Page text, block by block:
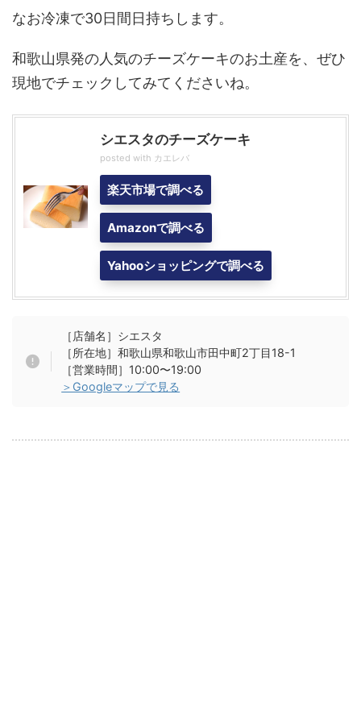
なお冷凍で30日間日持ちします。
和歌山県発の人気のチーズケーキのお土産を、ぜひ
現地でチェックしてみてくださいね。
シエスタのチーズケーキ
posted with カエレバ
楽天市場で調べる
Amazonで調べる
Yahooショッピングで調べる
［店舗名］シエスタ
［所在地］和歌山県和歌山市田中町2丁目18-1
［営業時間］10:00〜19:00
＞Googleマップで見る